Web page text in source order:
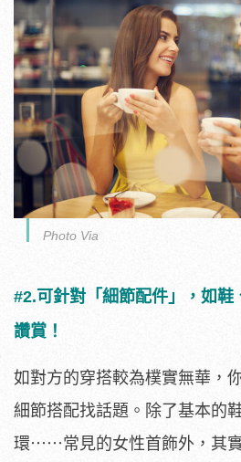
Photo Via
#2.可針對「細節配件」，如鞋
讚賞！
如對方的穿搭較為樸實無華，
細節搭配找話題。除了基本的
環⋯⋯常見的女性首飾外，其